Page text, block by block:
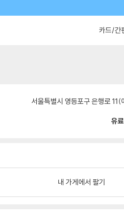
카드/간
서울특별시 영등포구 은행로
유료
내 가게에서 팔기